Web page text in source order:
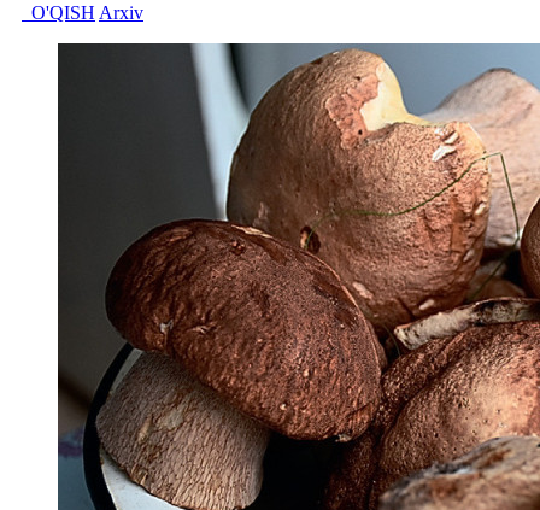
O'QISH Arxiv